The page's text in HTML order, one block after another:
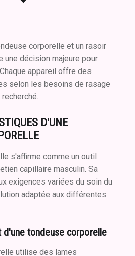
corporelle et un rasoir
une décision majeure pour
appareil offre des
selon les besoins de rasage
D'UNE
s'affirme comme un outil
capillaire masculin. Sa
exigences variées du soin du
adaptée aux différentes
d'une tondeuse corporelle
utilise des lames